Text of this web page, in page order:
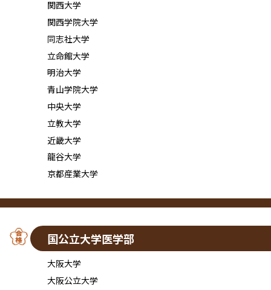
関西大学
関西学院大学
同志社大学
立命館大学
明治大学
青山学院大学
中央大学
立教大学
近畿大学
龍谷大学
京都産業大学
国公立大学医学部
大阪大学
大阪公立大学